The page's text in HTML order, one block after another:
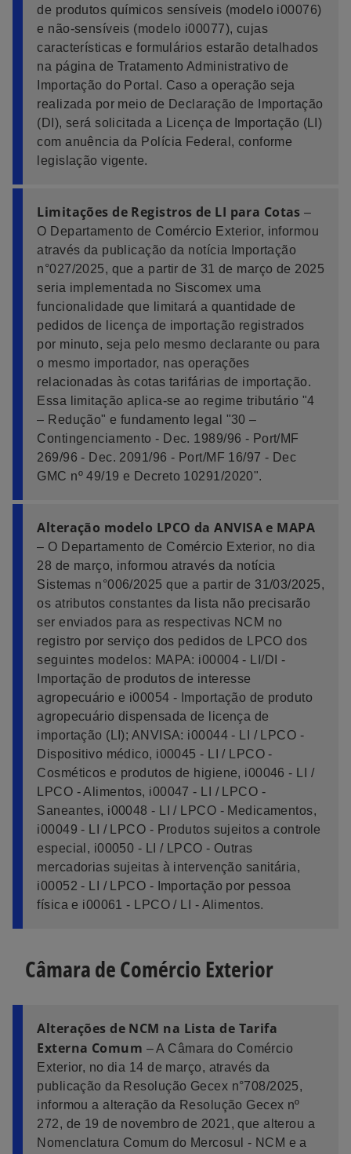
de produtos químicos sensíveis (modelo i00076)
e não-sensíveis (modelo i00077), cujas
características e formulários estarão detalhados
na página de Tratamento Administrativo de
Importação do Portal. Caso a operação seja
realizada por meio de Declaração de Importação
(DI), será solicitada a Licença de Importação (LI)
com anuência da Polícia Federal, conforme
legislação vigente.
Limitações de Registros de LI para Cotas –
O Departamento de Comércio Exterior, informou
através da publicação da notícia Importação
n°027/2025, que a partir de 31 de março de 2025
seria implementada no Siscomex uma
funcionalidade que limitará a quantidade de
pedidos de licença de importação registrados
por minuto, seja pelo mesmo declarante ou para
o mesmo importador, nas operações
relacionadas às cotas tarifárias de importação.
Essa limitação aplica-se ao regime tributário "4
– Redução" e fundamento legal "30 –
Contingenciamento - Dec. 1989/96 - Port/MF
269/96 - Dec. 2091/96 - Port/MF 16/97 - Dec
GMC nº 49/19 e Decreto 10291/2020".
Alteração modelo LPCO da ANVISA e MAPA
– O Departamento de Comércio Exterior, no dia
28 de março, informou através da notícia
Sistemas n°006/2025 que a partir de 31/03/2025,
os atributos constantes da lista não precisarão
ser enviados para as respectivas NCM no
registro por serviço dos pedidos de LPCO dos
seguintes modelos: MAPA: i00004 - LI/DI -
Importação de produtos de interesse
agropecuário e i00054 - Importação de produto
agropecuário dispensada de licença de
importação (LI); ANVISA: i00044 - LI / LPCO -
Dispositivo médico, i00045 - LI / LPCO -
Cosméticos e produtos de higiene, i00046 - LI /
LPCO - Alimentos, i00047 - LI / LPCO -
Saneantes, i00048 - LI / LPCO - Medicamentos,
i00049 - LI / LPCO - Produtos sujeitos a controle
especial, i00050 - LI / LPCO - Outras
mercadorias sujeitas à intervenção sanitária,
i00052 - LI / LPCO - Importação por pessoa
física e i00061 - LPCO / LI - Alimentos.
Câmara de Comércio Exterior
Alterações de NCM na Lista de Tarifa
Externa Comum – A Câmara do Comércio
Exterior, no dia 14 de março, através da
publicação da Resolução Gecex n°708/2025,
informou a alteração da Resolução Gecex nº
272, de 19 de novembro de 2021, que alterou a
Nomenclatura Comum do Mercosul - NCM e a